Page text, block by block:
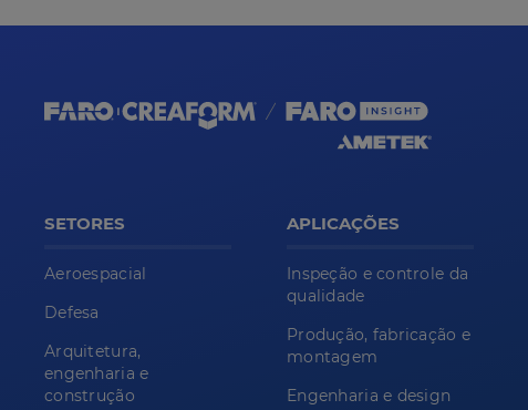
SETORES
Aeroespacial
Defesa
Arquitetura,
engenharia e
construção
APLICAÇÕES
Inspeção e controle da
qualidade
Produção, fabricação e
montagem
Engenharia e design